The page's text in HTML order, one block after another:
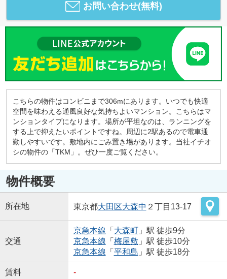
お問い合わせ(無料)
こちらの物件はコンビニまで306mにあります。いつでも快適
空間を味わえる通風良好な気持ちよいマンション。こちらはマ
ンションタイプになります。場所が平坦なのは、ランニングを
する上で抑えたいポイントですね。周辺に2駅あるので電車通
勤しやすいです。敷地内にごみ置き場があります。当社イチオ
シの物件の「TKM」。ぜひ一度ご覧ください。
物件概要
所在地 東京都大田区大森中 ２丁目13-17
交通
京急本線 「 大森町」駅 徒歩9分
京急本線 「 梅屋敷 」駅 徒歩10分
京急本線 「 平和島 」駅 徒歩18分
賃料 -